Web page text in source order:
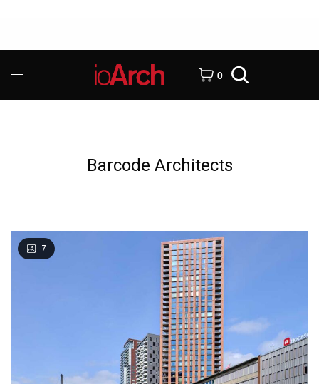
0
Barcode Architects
7